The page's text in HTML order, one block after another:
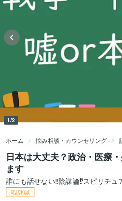
1/2
ホーム 悩み相談・カウンセリング
日本は大丈夫？政治・医療
ます
誰にも話せない‼️陰謀論⁉️スピリチュ
電話相談